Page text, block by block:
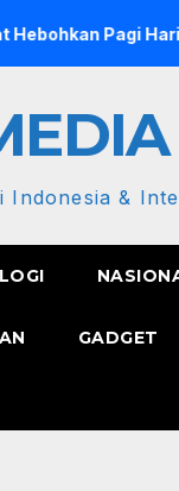
Pagi Hari, Ini
Indonesia &
GADGET